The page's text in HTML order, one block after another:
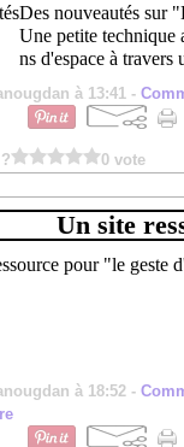
Des nouveautés sur
Une petite technique
ns d'espace à travers
à 13:41 -
0 vote
Un site
à 18:52 -